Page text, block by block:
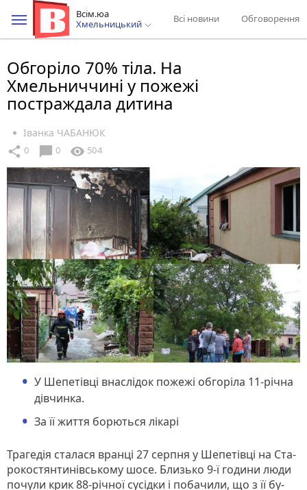
Всім.юа
Хмельницький
Всі новини Обговорення
Обгоріло 70% тіла. На
Хмельниччині у пожежі
постраждала дитина
Іванка ЧАБАНЮК
share 0 chat_bubble 0 visibility 504
У Шепетівці внаслідок пожежі обгоріла 11-річна
дівчинка.
За її життя борються лікарі
Трагедія сталася вранці 27 серпня у Шепетівці на Ста­
ро­кос­тянти­нівсь­ко­му шо­се. Близь­ко 9-ї го­ди­ни лю­ди
по­чу­ли крик 88-річ­ної су­сід­ки і по­ба­чи­ли, що з її бу­